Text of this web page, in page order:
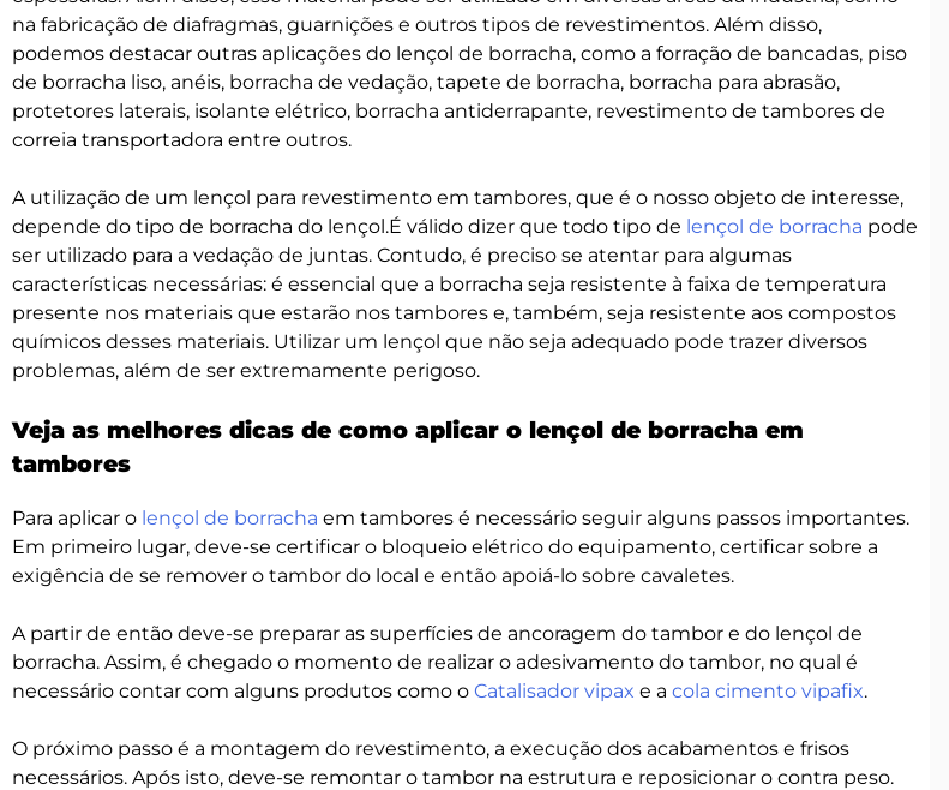
na fabricação de diafragmas, guarnições e outros tipos de revestimentos. Além disso,
podemos destacar outras aplicações do lençol de borracha, como a forração de bancadas, piso
de borracha liso, anéis, borracha de vedação, tapete de borracha, borracha para abrasão,
protetores laterais, isolante elétrico, borracha antiderrapante, revestimento de tambores de
correia transportadora entre outros.
A utilização de um lençol para revestimento em tambores, que é o nosso objeto de interesse,
depende do tipo de borracha do lençol.É válido dizer que todo tipo de lençol de borracha pode
ser utilizado para a vedação de juntas. Contudo, é preciso se atentar para algumas
características necessárias: é essencial que a borracha seja resistente à faixa de temperatura
presente nos materiais que estarão nos tambores e, também, seja resistente aos compostos
químicos desses materiais. Utilizar um lençol que não seja adequado pode trazer diversos
problemas, além de ser extremamente perigoso.
Veja as melhores dicas de como aplicar o lençol de borracha em
tambores
Para aplicar o lençol de borracha em tambores é necessário seguir alguns passos importantes.
Em primeiro lugar, deve-se certificar o bloqueio elétrico do equipamento, certificar sobre a
exigência de se remover o tambor do local e então apoiá-lo sobre cavaletes.
A partir de então deve-se preparar as superfícies de ancoragem do tambor e do lençol de
borracha. Assim, é chegado o momento de realizar o adesivamento do tambor, no qual é
necessário contar com alguns produtos como o Catalisador vipax e a cola cimento vipafix.
O próximo passo é a montagem do revestimento, a execução dos acabamentos e frisos
necessários. Após isto, deve-se remontar o tambor na estrutura e reposicionar o contra peso.